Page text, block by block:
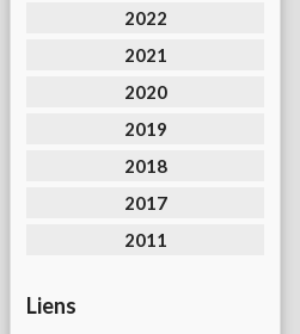
2022
2021
2020
2019
2018
2017
2011
Liens